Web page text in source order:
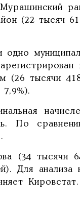
(22 тысяч
(26 тысячи
По
(34 тысячи
Для анализа